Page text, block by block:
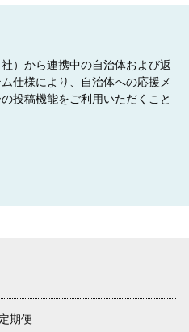
）から連携中の自治体および返
仕様により、自治体への応援メ
投稿機能をご利用いただくこと
定期便